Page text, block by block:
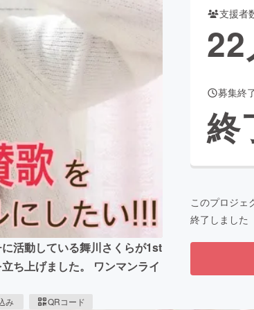
ビューティー・ヘルスケ
for Social GoodCAMPFIRE Creation
ふるさと納税
活動している舞川さくらが1st
ち上げました。 ワンマンライ
み QRコード
支援者
22
募集終
終
このプロジェ
終了しました